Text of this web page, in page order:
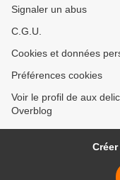
Signaler un abus
C.G.U.
Cookies et données
Préférences cookies
Voir le profil de aux
Overblog